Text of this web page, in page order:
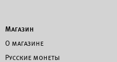
Магазин
О магазине
Русские монеты